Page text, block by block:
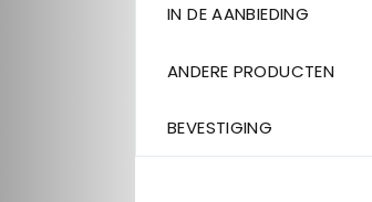
IN DE AANBIEDING
ANDERE PRODUCTEN
BEVESTIGING